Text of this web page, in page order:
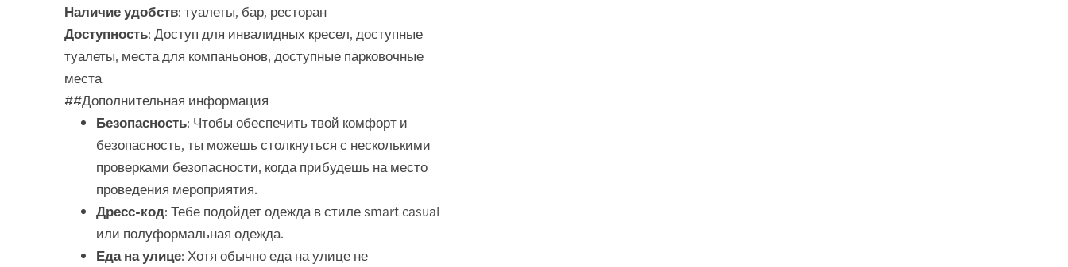
Наличие удобств: туалеты, бар, ресторан
Доступность: Доступ для инвалидных кресел, доступные
туалеты, места для компаньонов, доступные парковочные
места
##Дополнительная информация
Безопасность: Чтобы обеспечить твой комфорт и
безопасность, ты можешь столкнуться с несколькими
проверками безопасности, когда прибудешь на место
проведения мероприятия.
Дресс-код: Тебе подойдет одежда в стиле smart casual
или полуформальная одежда.
Еда на улице: Хотя обычно еда на улице не